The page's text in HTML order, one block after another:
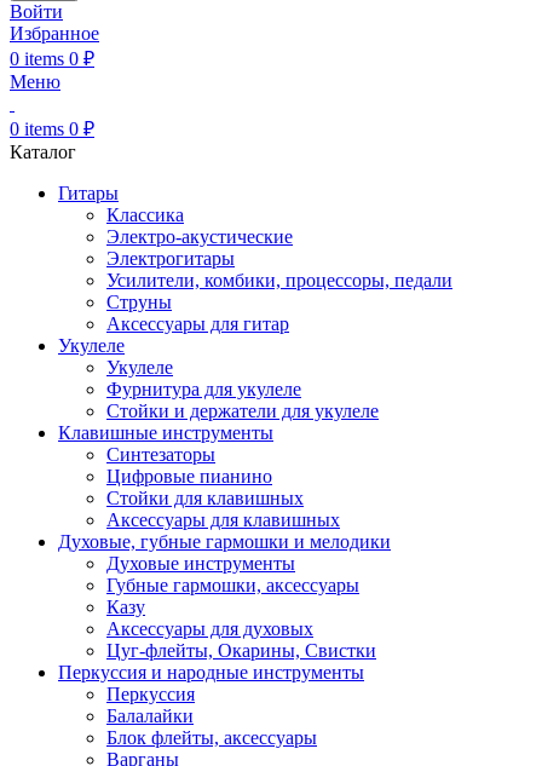
Войти
Избранное
0 items 0 ₽
Меню
0 items 0 ₽
Каталог
Гитары
Классика
Электро-акустические
Электрогитары
Усилители, комбики, процессоры, педали
Струны
Аксессуары для гитар
Укулеле
Укулеле
Фурнитура для укулеле
Стойки и держатели для укулеле
Клавишные инструменты
Синтезаторы
Цифровые пианино
Стойки для клавишных
Аксессуары для клавишных
Духовые, губные гармошки и мелодики
Духовые инструменты
Губные гармошки, аксессуары
Казу
Аксессуары для духовых
Цуг-флейты, Окарины, Свистки
Перкуссия и народные инструменты
Перкуссия
Балалайки
Блок флейты, аксессуары
Варганы